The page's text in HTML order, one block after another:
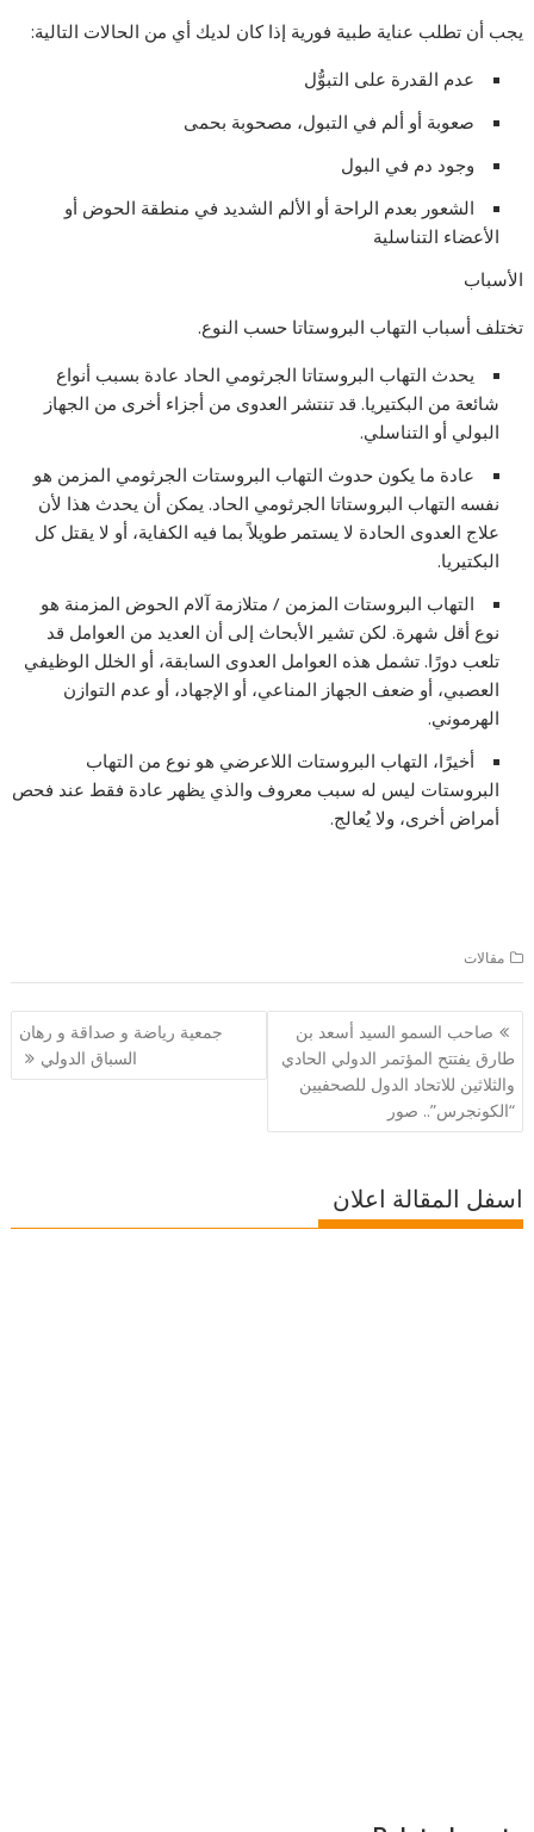
يجب أن تطلب عناية طبية فورية إذا كان لديك أي من الحالات التالية:
عدم القدرة على التبوُّل
صعوبة أو ألم في التبول، مصحوبة بحمى
وجود دم في البول
الشعور بعدم الراحة أو الألم الشديد في منطقة الحوض أو
الأعضاء التناسلية
الأسباب
تختلف أسباب التهاب البروستاتا حسب النوع.
يحدث التهاب البروستاتا الجرثومي الحاد عادة بسبب أنواع
شائعة من البكتيريا. قد تنتشر العدوى من أجزاء أخرى من الجهاز
البولي أو التناسلي.
عادة ما يكون حدوث التهاب البروستات الجرثومي المزمن هو
نفسه التهاب البروستاتا الجرثومي الحاد. يمكن أن يحدث هذا لأن
علاج العدوى الحادة لا يستمر طويلاً بما فيه الكفاية، أو لا يقتل كل
البكتيريا.
التهاب البروستات المزمن / متلازمة آلام الحوض المزمنة هو
نوع أقل شهرة. لكن تشير الأبحاث إلى أن العديد من العوامل قد
تلعب دورًا. تشمل هذه العوامل العدوى السابقة، أو الخلل الوظيفي
العصبي، أو ضعف الجهاز المناعي، أو الإجهاد، أو عدم التوازن
الهرموني.
أخيرًا، التهاب البروستات اللاعرضي هو نوع من التهاب
البروستات ليس له سبب معروف والذي يظهر عادة فقط عند فحص
أمراض أخرى، ولا يُعالج.
مقالات
تصفّح
المقالات
صاحب السمو السيد أسعد بن
طارق يفتتح المؤتمر الدولي الحادي
والثلاثين للاتحاد الدول للصحفيين
“الكونجرس”.. صور
جمعية رياضة و صداقة و رهان
السباق الدولي
اسفل المقالة اعلان